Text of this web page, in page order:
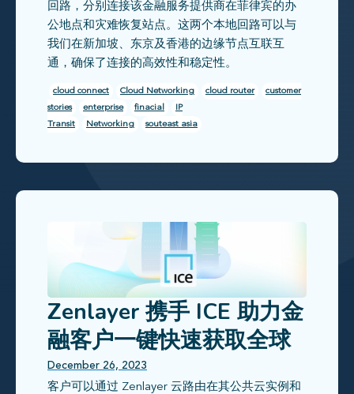
回路，分别连接该金融服务提供商在菲律宾的办
公地点和灾难恢复站点。这两个本地回路可以与
我们在新加坡、东京及香港的边缘节点互联互
通，确保了连接的高效性和稳定性。
cloud connect Cloud Networking cloud router
customer
stories
enterprise finacial
IP
Transit
Networking souteast asia
Zenlayer 携手 ICE 助力金
融客户一键快速获取全球
600+ 交易所实时数据
December 26, 2023
客户可以通过 Zenlayer 云路由在其公共云实例和